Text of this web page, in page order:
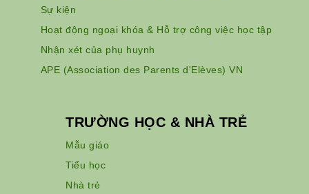
Sự kiện
Hoạt động ngoại khóa & Hỗ trợ công việc học tập
Nhận xét của phụ huynh
APE (Association des Parents d'Elèves) VN
TRƯỜNG HỌC & NHÀ TRẺ
Mẫu giáo
Tiểu học
Nhà trẻ